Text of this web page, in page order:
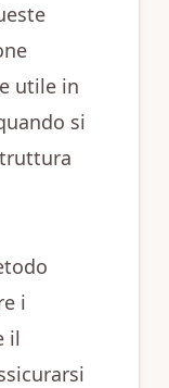
utile in
si
i
il